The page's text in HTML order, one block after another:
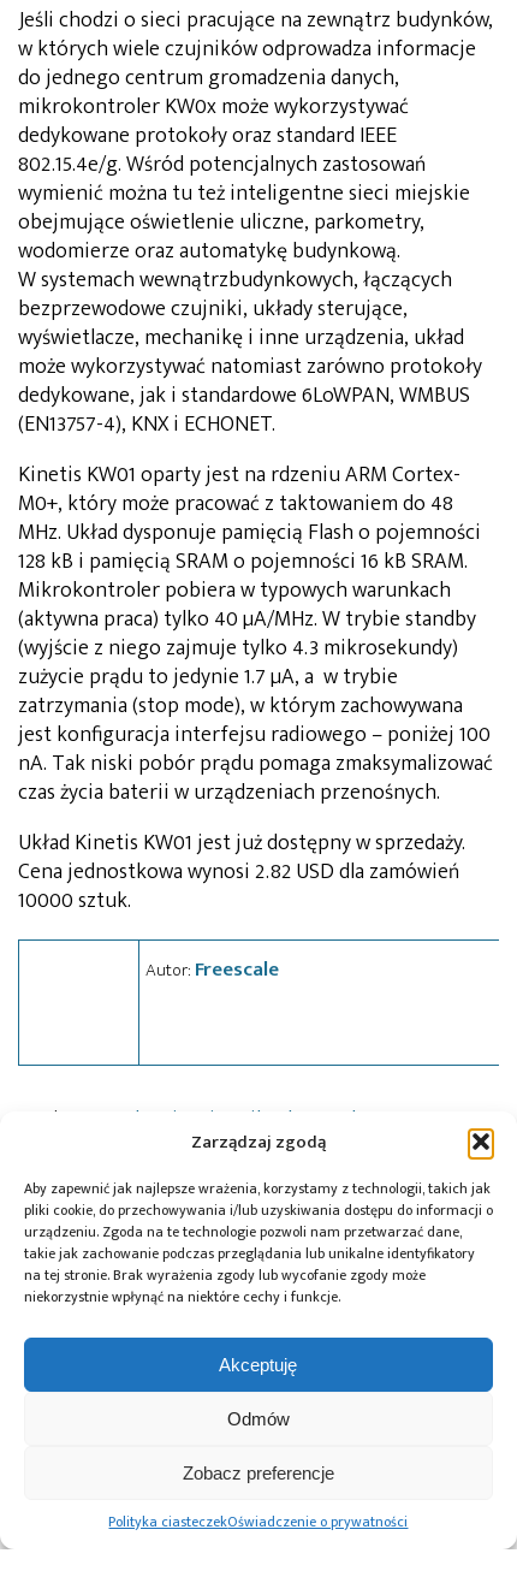
Zarządzaj zgodą
Aby zapewnić jak najlepsze wrażenia, korzystamy z technologii, takich jak
pliki cookie, do przechowywania i/lub uzyskiwania dostępu do informacji o
urządzeniu. Zgoda na te technologie pozwoli nam przetwarzać dane,
takie jak zachowanie podczas przeglądania lub unikalne identyfikatory
na tej stronie. Brak wyrażenia zgody lub wycofanie zgody może
niekorzystnie wpłynąć na niektóre cechy i funkcje.
Akceptuję
Odmów
Zobacz preferencje
Polityka ciasteczekOświadczenie o prywatności
Jeśli chodzi o sieci pracujące na zewnątrz budynków,
w których wiele czujników odprowadza informacje
do jednego centrum gromadzenia danych,
mikrokontroler KW0x może wykorzystywać
dedykowane protokoły oraz standard IEEE
802.15.4e/g. Wśród potencjalnych zastosowań
wymienić można tu też inteligentne sieci miejskie
obejmujące oświetlenie uliczne, parkometry,
wodomierze oraz automatykę budynkową.
W systemach wewnątrzbudynkowych, łączących
bezprzewodowe czujniki, układy sterujące,
wyświetlacze, mechanikę i inne urządzenia, układ
może wykorzystywać natomiast zarówno protokoły
dedykowane, jak i standardowe 6LoWPAN, WMBUS
(EN13757-4), KNX i ECHONET.
Kinetis KW01 oparty jest na rdzeniu ARM Cortex-
M0+, który może pracować z taktowaniem do 48
MHz. Układ dysponuje pamięcią Flash o pojemności
128 kB i pamięcią SRAM o pojemności 16 kB SRAM.
Mikrokontroler pobiera w typowych warunkach
(aktywna praca) tylko 40 µA/MHz. W trybie standby
(wyjście z niego zajmuje tylko 4.3 mikrosekundy)
zużycie prądu to jedynie 1.7 µA, a w trybie
zatrzymania (stop mode), w którym zachowywana
jest konfiguracja interfejsu radiowego – poniżej 100
nA. Tak niski pobór prądu pomaga zmaksymalizować
czas życia baterii w urządzeniach przenośnych.
Układ Kinetis KW01 jest już dostępny w sprzedaży.
Cena jednostkowa wynosi 2.82 USD dla zamówień
10000 sztuk.
Autor: Freescale
Tagi: Freescale Kinetis mikrokontrolery
Przeczytaj również:
10 lat Finder
Global Electronics
Association
normę IPC-A-630A
obudów
Microchip i Micron
pamięci masowej
oraz centrów